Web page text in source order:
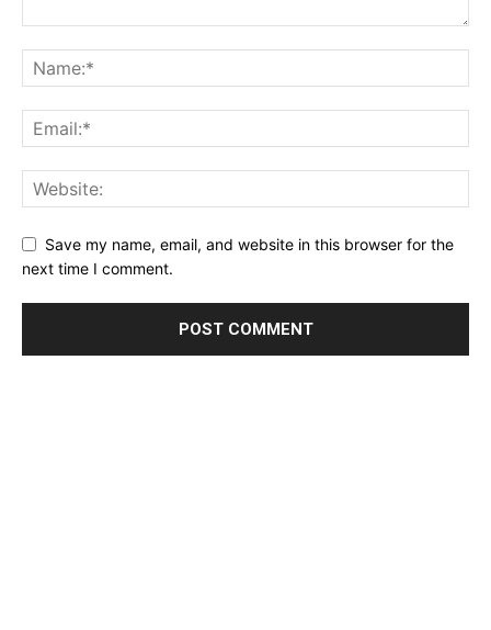
Save my name, email, and website in this browser for the
next time I comment.